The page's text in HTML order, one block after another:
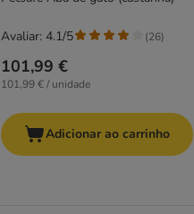
101,99 €
101,99 € / unidade
Avaliar: 4.1/5 (26)
Adicionar ao carrinho